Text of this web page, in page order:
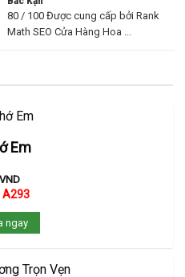
80 / 100 Được cung cấp bởi Rank
Math SEO Cửa Hàng Hoa ...
Em
VND
A293
ngay